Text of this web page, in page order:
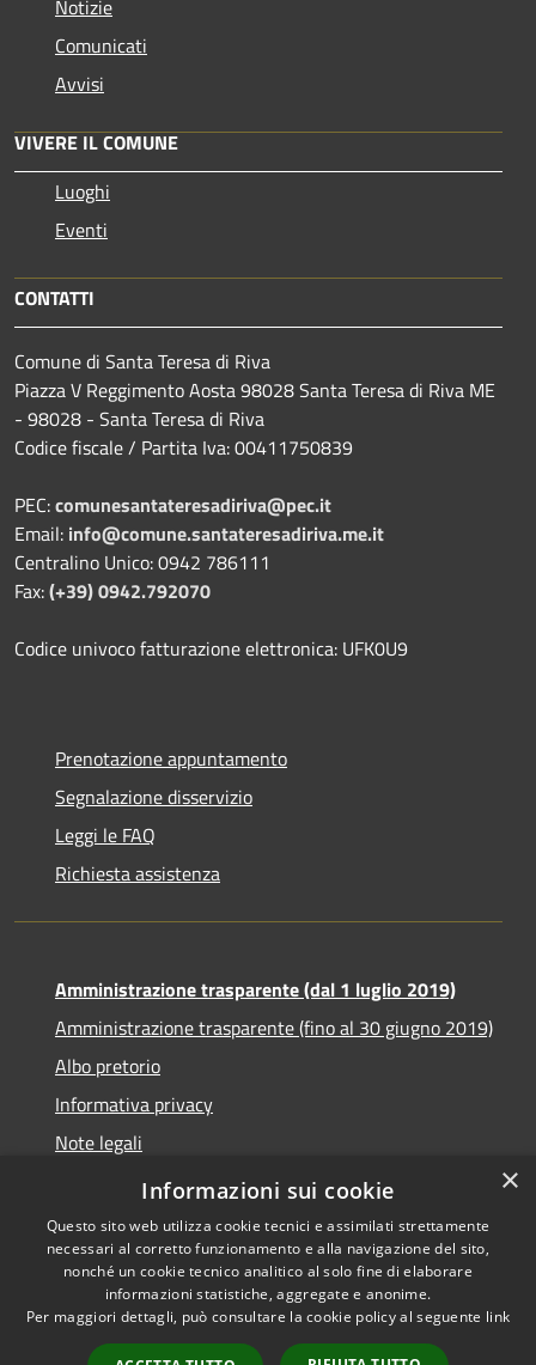
Notizie
Comunicati
Avvisi
VIVERE IL COMUNE
Luoghi
Eventi
CONTATTI
Comune di Santa Teresa di Riva
Piazza V Reggimento Aosta 98028 Santa Teresa di Riva ME
- 98028 - Santa Teresa di Riva
Codice fiscale / Partita Iva: 00411750839
PEC:comunesantateresadiriva@pec.it
Email: info@comune.santateresadiriva.me.it
Centralino Unico: 0942 786111
Fax:(+39) 0942.792070
Codice univoco fatturazione elettronica: UFK0U9
Prenotazione appuntamento
Segnalazione disservizio
Leggi le FAQ
Richiesta assistenza
Amministrazione trasparente (dal 1 luglio 2019)
Amministrazione trasparente (fino al 30 giugno 2019)
Albo pretorio
Informativa privacy
Note legali
Dichiarazione di accessibilità
Accessibilità
Copyright © 2026 • Comune di
Santa Teresa di Riva • Powered
byMunicipium Accesso
×
Informazioni sui cookie
Questo sito web utilizza cookie tecnici e assimilati strettamente
necessari al corretto funzionamento e alla navigazione del sito,
nonché un cookie tecnico analitico al solo fine di elaborare
informazioni statistiche, aggregate e anonime.
Per maggiori dettagli, può consultare la cookie policy al seguente link